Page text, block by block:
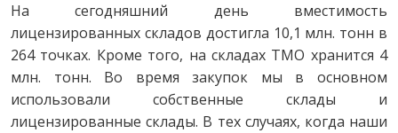
На сегодняшний день вместимость
лицензированных складов достигла 10,1 млн. тонн в
264 точках. Кроме того, на складах TMO хранится 4
млн. тонн. Во время закупок мы в основном
использовали собственные склады и
лицензированные склады. В тех случаях, когда наши